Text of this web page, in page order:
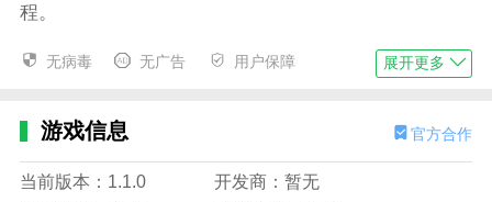
程。
加查星云中文正版集锦
细节都可以根据个人喜好进行调整，打造个性化的形
象。
2、海量时尚单品:收录数百种服装、饰品，款式涵
无病毒 无广告 用户保障 展开更多
游戏信息 官方合作
当前版本：1.1.0
开发商：暂无